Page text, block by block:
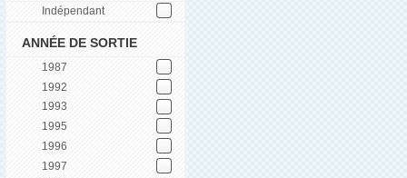
Indépendant
ANNÉE DE SORTIE
1987
1992
1993
1995
1996
1997